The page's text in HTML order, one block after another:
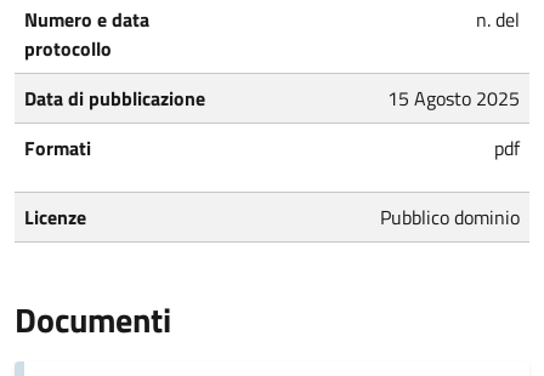
Numero e data
protocollo
n. del
Data di pubblicazione
15 Agosto 2025
Formati
pdf
Licenze Pubblico dominio
Documenti